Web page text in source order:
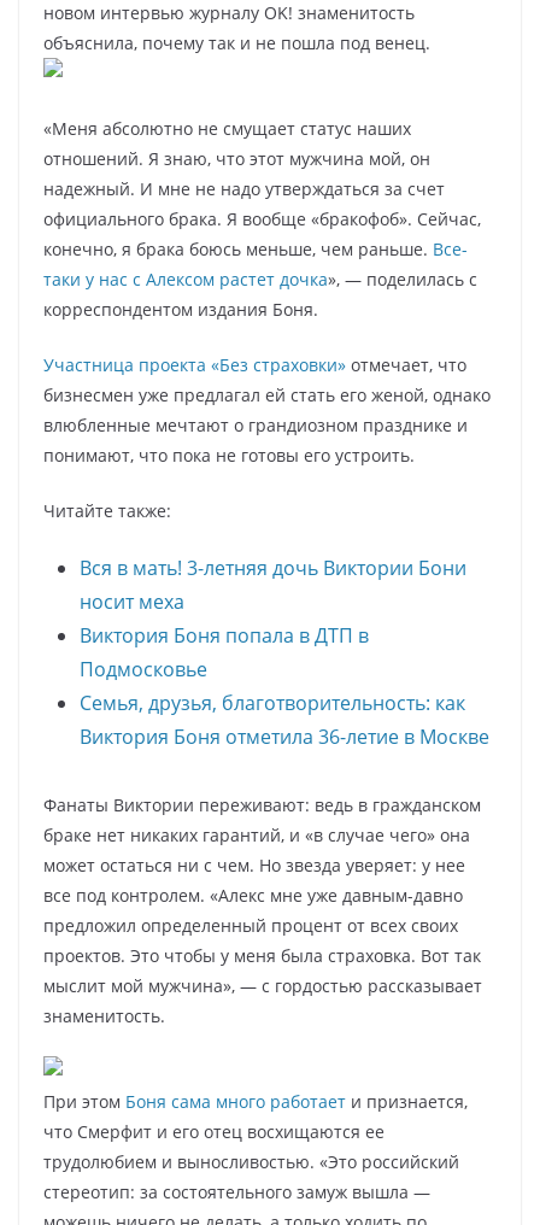
новом интервью журналу OK! знаменитость
объяснила, почему так и не пошла под венец.
«Меня абсолютно не смущает статус наших
отношений. Я знаю, что этот мужчина мой, он
надежный. И мне не надо утверждаться за счет
официального брака. Я вообще «бракофоб». Сейчас,
конечно, я брака боюсь меньше, чем раньше. Все-
таки у нас с Алексом растет дочка», — поделилась с
корреспондентом издания Боня.
Участница проекта «Без страховки» отмечает, что
бизнесмен уже предлагал ей стать его женой, однако
влюбленные мечтают о грандиозном празднике и
понимают, что пока не готовы его устроить.
Читайте также:
Вся в мать! 3-летняя дочь Виктории Бони
носит меха
Виктория Боня попала в ДТП в
Подмосковье
Семья, друзья, благотворительность: как
Виктория Боня отметила 36-летие в Москве
Фанаты Виктории переживают: ведь в гражданском
браке нет никаких гарантий, и «в случае чего» она
может остаться ни с чем. Но звезда уверяет: у нее
все под контролем. «Алекс мне уже давным-давно
предложил определенный процент от всех своих
проектов. Это чтобы у меня была страховка. Вот так
мыслит мой мужчина», — с гордостью рассказывает
знаменитость.
При этом Боня сама много работает и признается,
что Смерфит и его отец восхищаются ее
трудолюбием и выносливостью. «Это российский
стереотип: за состоятельного замуж вышла —